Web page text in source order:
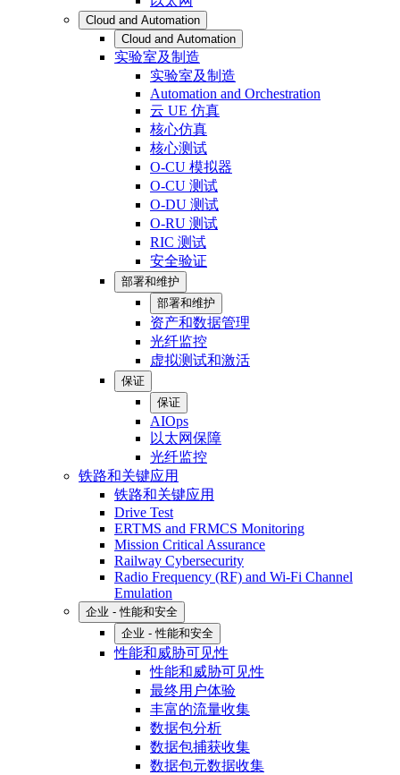
Cloud and Automation
Cloud and Automation
实验室及制造
实验室及制造
Automation and Orchestration
云 UE 仿真
核心仿真
核心测试
O-CU 模拟器
O-CU 测试
O-DU 测试
O-RU 测试
RIC 测试
安全验证
部署和维护
部署和维护
资产和数据管理
光纤监控
虚拟测试和激活
保证
保证
AIOps
以太网保障
光纤监控
铁路和关键应用
铁路和关键应用
Drive Test
ERTMS and FRMCS Monitoring
Mission Critical Assurance
Railway Cybersecurity
Radio Frequency (RF) and Wi-Fi Channel
Emulation
企业 - 性能和安全
企业 - 性能和安全
性能和威胁可见性
性能和威胁可见性
最终用户体验
丰富的流量收集
数据包分析
数据包捕获收集
数据包元数据收集